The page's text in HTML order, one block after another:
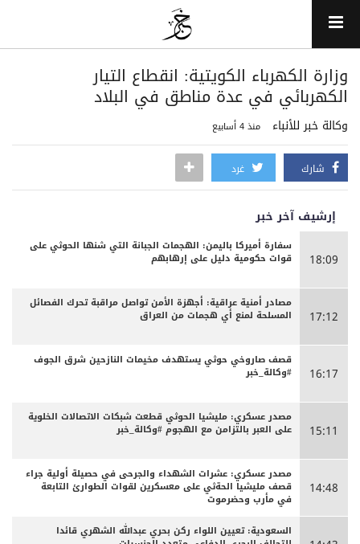
وزارة الكهرباء الكويتية: انقطاع التيار
الكهربائي في عدة مناطق في البلاد
وكالة خبر للأنباء منذ 4 أسابيع
شارك غرد
إرشيف آخر خبر
18:09
سفارة أميركا باليمن: الهجمات الجبانة التي شنها الحوثي على
قوات حكومية دليل على إرهابهم
17:12
مصادر أمنية عراقية: أجهزة الأمن تواصل مراقبة تحرك الفصائل
المسلحة لمنع أي هجمات من العراق
16:17
قصف صاروخي حوثي يستهدف مخيمات النازحين شرق الجوف
#وكالة_خبر
15:11
مصدر عسكري: مليشيا الحوثي قطعت شبكات الاتصالات الخلوية
على العبر بالتزامن مع الهجوم #وكالة_خبر
14:48
مصدر عسكري: عشرات الشهداء والجرحى ‏في حصيلة أولية جراء
قصف مليشيا الحةثي على معسكرين لقوات الطوارئ التابعة
في مأرب وحضرموت
السعودية: تعيين اللواء ركن بحري عبدالله الشهري قائدا